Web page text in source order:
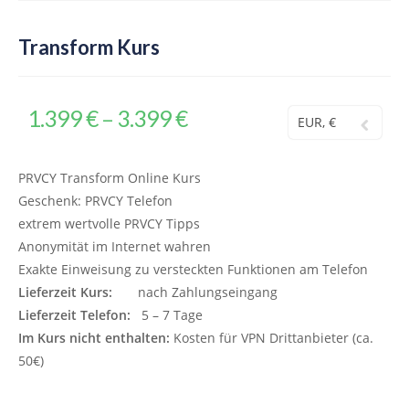
Transform Kurs
1.399€ – 3.399€ EUR, €
PRVCY Transform Online Kurs
Geschenk: PRVCY Telefon
extrem wertvolle PRVCY Tipps
Anonymität im Internet wahren
Exakte Einweisung zu versteckten Funktionen am Telefon
Lieferzeit Kurs: nach Zahlungseingang
Lieferzeit Telefon: 5 – 7 Tage
Im Kurs nicht enthalten: Kosten für VPN Drittanbieter (ca.
50€)